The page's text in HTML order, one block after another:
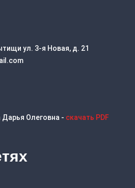
ул. 3-я Новая, д. 21
Олеговна - скачать PDF